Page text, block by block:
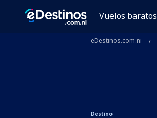
Vuelos baratos
eDestinos.com.ni
Destino